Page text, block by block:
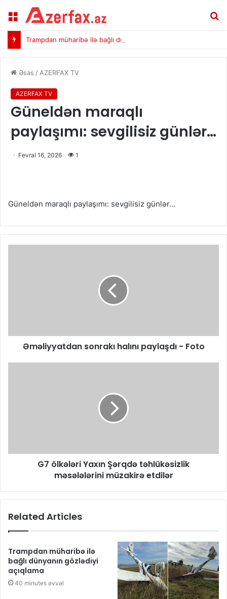
Menu
Trampdan müharibə ilə bağlı dünyanın gözlədiyi açıqlama
Əsas /AZERFAX TV
AZERFAX TV
Güneldən maraqlı
paylaşımı: sevgilisiz günlər…
Fevral 16, 2026 1
Güneldən maraqlı paylaşımı: sevgilisiz günlər…
Əməliyyatdan sonrakı halını paylaşdı - Foto
G7 ölkələri Yaxın Şərqdə təhlükəsizlik
məsələlərini müzakirə etdilər
Related Articles
Trampdan müharibə ilə
bağlı dünyanın gözlədiyi
açıqlama
40 minutes əvvəl